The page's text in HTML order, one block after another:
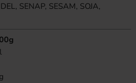
SENAP, SESAM, SOJA,